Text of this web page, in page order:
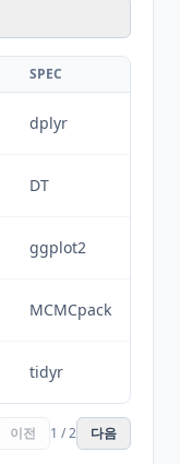
SPEC
dplyr
DT
ggplot2
MCMCpack
tidyr
이전 1 / 2 다음